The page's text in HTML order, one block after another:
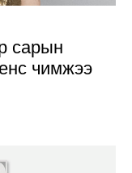
сарын
чимжээ